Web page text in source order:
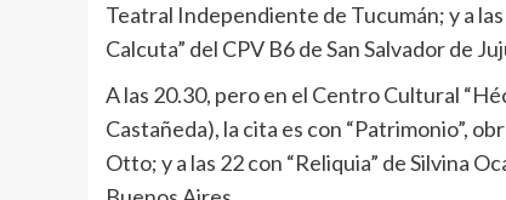
Teatral Independiente de Tucumán; y a
Calcuta” del CPV B6 de San Salvador de
A las 20.30, pero en el Centro Cultural
Castañeda), la cita es con “Patrimonio”,
Otto; y a las 22 con “Reliquia” de Silvina